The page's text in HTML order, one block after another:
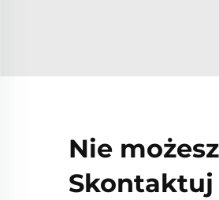
Nie